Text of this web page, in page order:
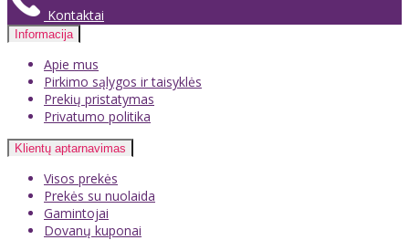
Kontaktai
Informacija
Apie mus
Pirkimo sąlygos ir taisyklės
Prekių pristatymas
Privatumo politika
Klientų aptarnavimas
Visos prekės
Prekės su nuolaida
Gamintojai
Dovanų kuponai